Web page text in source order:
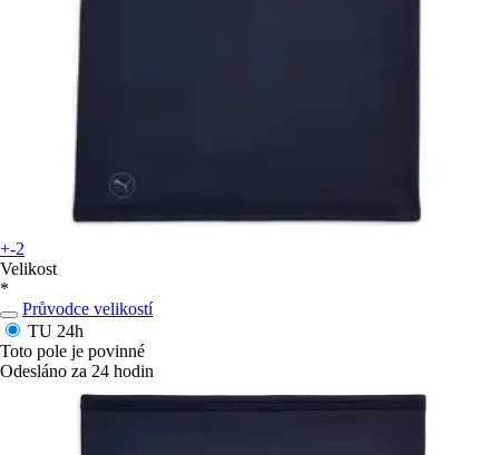
+-2
Velikost
*
Průvodce velikostí
TU 24h
Toto pole je povinné
Odesláno za 24 hodin